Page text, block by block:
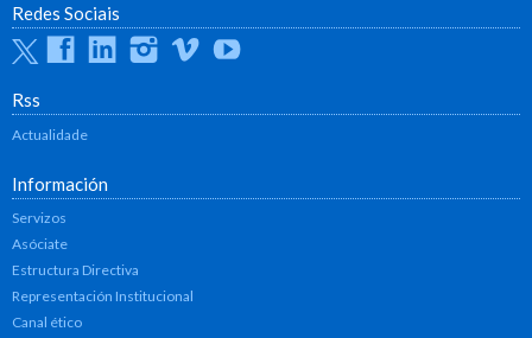
Redes Sociais
TwitterFacebookLinkedinInstagram
Vimeo
Rss
Actualidade
Información
Servizos
Asóciate
Estructura Directiva
Representación Institucional
Canal ético